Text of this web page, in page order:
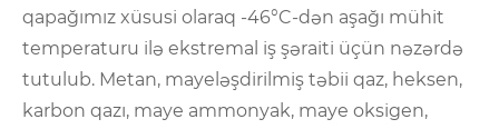
qapağımız xüsusi olaraq -46°C-dən aşağı mühit
temperaturu ilə ekstremal iş şəraiti üçün nəzərdə
tutulub. Metan, mayeləşdirilmiş təbii qaz, heksen,
karbon qazı, maye ammonyak, maye oksigen,